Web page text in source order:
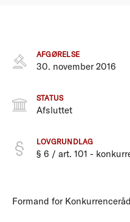
AFGØRELSE
30. november 2016
STATUS
Afsluttet
LOVGRUNDLAG
§ 6 / art. 101 -
Formand for